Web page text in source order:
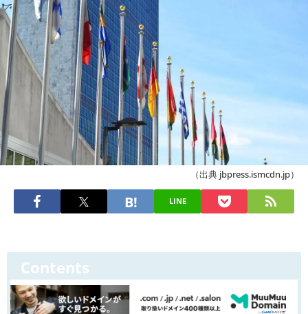
（出典 jbpress.ismcdn.jp）
LINE
Contents